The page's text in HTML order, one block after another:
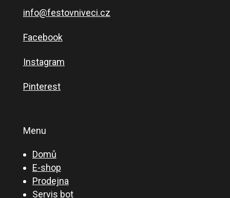
info@festovniveci.cz
Facebook
Instagram
Pinterest
Menu
Domů
E-shop
Prodejna
Servis bot